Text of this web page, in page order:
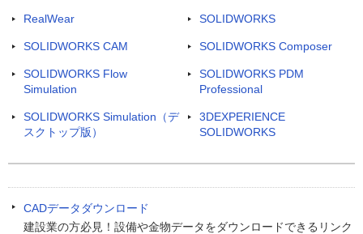
RealWear SOLIDWORKS
SOLIDWORKS CAM SOLIDWORKS Composer
SOLIDWORKS Flow
Simulation
SOLIDWORKS PDM
Professional
SOLIDWORKS Simulation（デ
スクトップ版）
3DEXPERIENCE
SOLIDWORKS
CADデータダウンロード
建設業の方必見！設備や金物データをダウンロードできるリンク